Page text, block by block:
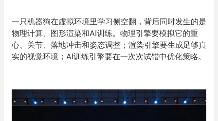
一只机器狗在虚拟环境里学习侧空翻，背后同时发生的是
物理计算、图形渲染和AI训练。物理引擎要模拟它的重
心、关节、落地冲击和姿态调整；渲染引擎要生成足够真
实的视觉环境；AI训练引擎要在一次次试错中优化策略。